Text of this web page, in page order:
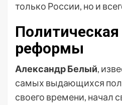
только России, но и
Политическая
реформы
Александр Белый,
самых выдающихся
своего времени, начал